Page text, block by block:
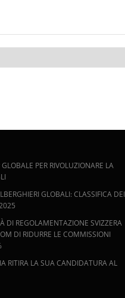
PER RIVOLUZIONARE LA
GLOBALI: CLASSIFICA DEI
DI REGOLAMENTAZIONE SVIZZERA
DI RIDURRE LE COMMISSIONI
RITIRA LA SUA CANDIDATURA AL